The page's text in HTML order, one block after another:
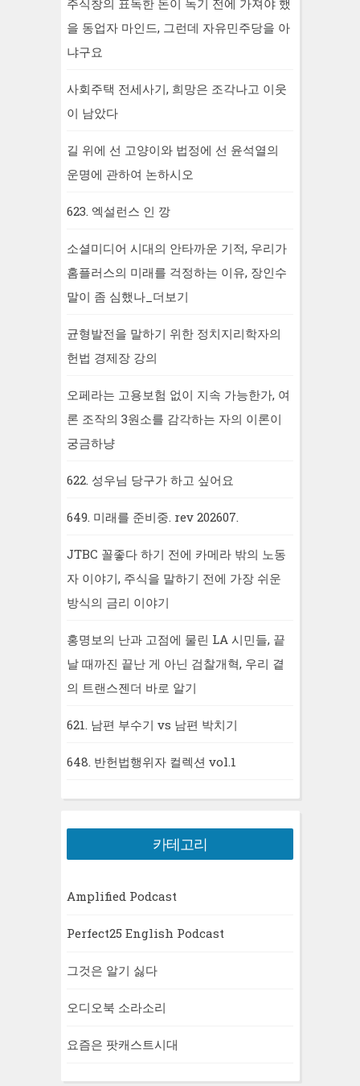
을 동업자 마인드, 그런데 자유민주당을 아
냐구요
사회주택 전세사기, 희망은 조각나고 이웃
이 남았다
길 위에 선 고양이와 법정에 선 윤석열의
운명에 관하여 논하시오
623. 엑설런스 인 깡
소셜미디어 시대의 안타까운 기적, 우리가
홈플러스의 미래를 걱정하는 이유, 장인수
말이 좀 심했나_더보기
균형발전을 말하기 위한 정치지리학자의
헌법 경제장 강의
오페라는 고용보험 없이 지속 가능한가, 여
론 조작의 3원소를 감각하는 자의 이론이
궁금하냥
622. 성우님 당구가 하고 싶어요
649. 미래를 준비중. rev 202607.
JTBC 꼴좋다 하기 전에 카메라 밖의 노동
자 이야기, 주식을 말하기 전에 가장 쉬운
방식의 금리 이야기
홍명보의 난과 고점에 물린 LA 시민들, 끝
날 때까진 끝난 게 아닌 검찰개혁, 우리 곁
의 트랜스젠더 바로 알기
621. 남편 부수기 vs 남편 박치기
648. 반헌법행위자 컬렉션 vol.1
카테고리
Amplified Podcast
Perfect25 English Podcast
그것은 알기 싫다
오디오북 소라소리
요즘은 팟캐스트시대